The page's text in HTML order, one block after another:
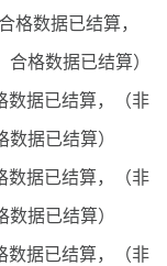
数据已结算，
格数据已结算）
据已结算，（非
据已结算）
据已结算，（非
据已结算）
据已结算，（非